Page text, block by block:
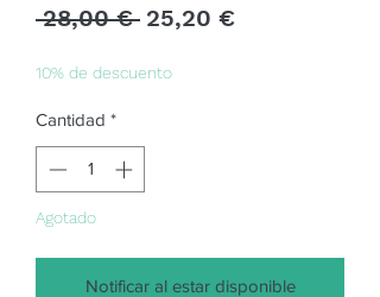
28,00 € Precio
25,20 €Precio
10% de descuento
Cantidad *
Agotado
Notificar al estar disponible